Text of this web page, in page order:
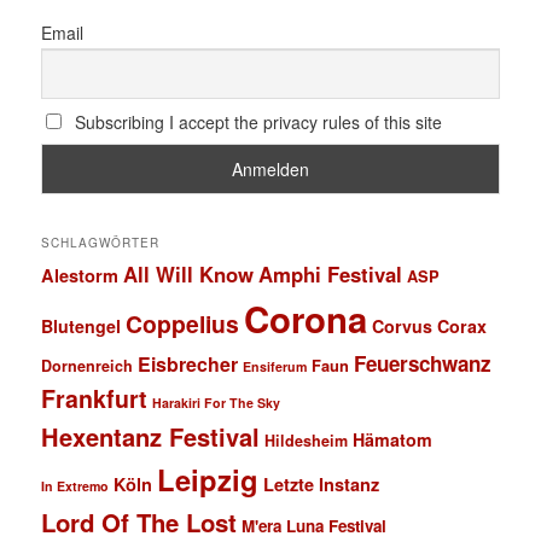
Email
Subscribing I accept the privacy rules of this site
SCHLAGWÖRTER
Alestorm All Will Know Amphi Festival ASP
Blutengel Coppelius Corona Corvus Corax
Dornenreich Eisbrecher Ensiferum Faun Feuerschwanz
Frankfurt Harakiri For The Sky
Hexentanz Festival Hildesheim Hämatom
In Extremo Köln Leipzig Letzte Instanz
Lord Of The Lost M'era Luna Festival